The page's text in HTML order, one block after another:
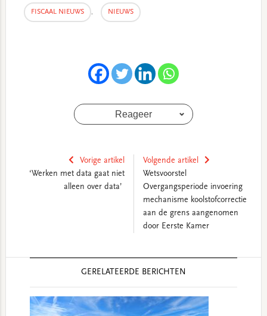
FISCAAL NIEUWS , NIEUWS
Reageer
Vorige artikel
‘Werken met data gaat niet
alleen over data’
Volgende artikel
Wetsvoorstel
Overgangsperiode invoering
mechanisme koolstofcorrectie
aan de grens aangenomen
door Eerste Kamer
GERELATEERDE BERICHTEN